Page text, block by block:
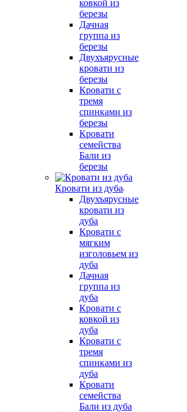
ковкой из
березы
Дачная
группа из
березы
Двухъярусные
кровати из
березы
Кровати с
тремя
спинками из
березы
Кровати
семейства
Бали из
березы
Кровати из дуба
Двухъярусные
кровати из
дуба
Кровати с
мягким
изголовьем из
дуба
Дачная
группа из
дуба
Кровати с
ковкой из
дуба
Кровати с
тремя
спинками из
дуба
Кровати
семейства
Бали из дуба